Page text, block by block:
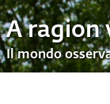
A ragion
Il mondo